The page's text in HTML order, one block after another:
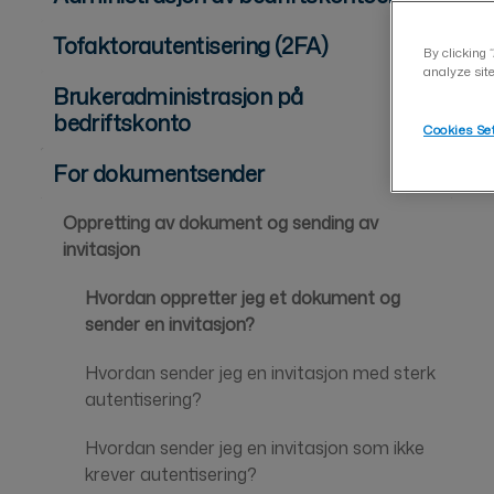
Tofaktorautentisering (2FA)
Brukeradministrasjon på
bedriftskonto
For dokumentsender
Oppretting av dokument og sending av
invitasjon
Hvordan oppretter jeg et dokument og
sender en invitasjon?
Hvordan sender jeg en invitasjon med sterk
autentisering?
Hvordan sender jeg en invitasjon som ikke
krever autentisering?
By clicking
analyze
Cookies